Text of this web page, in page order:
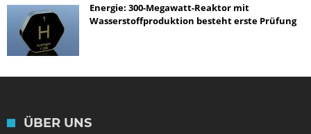
Energie: 300-Megawatt-Reaktor mit
Wasserstoffproduktion besteht erste Prüfung
ÜBER UNS